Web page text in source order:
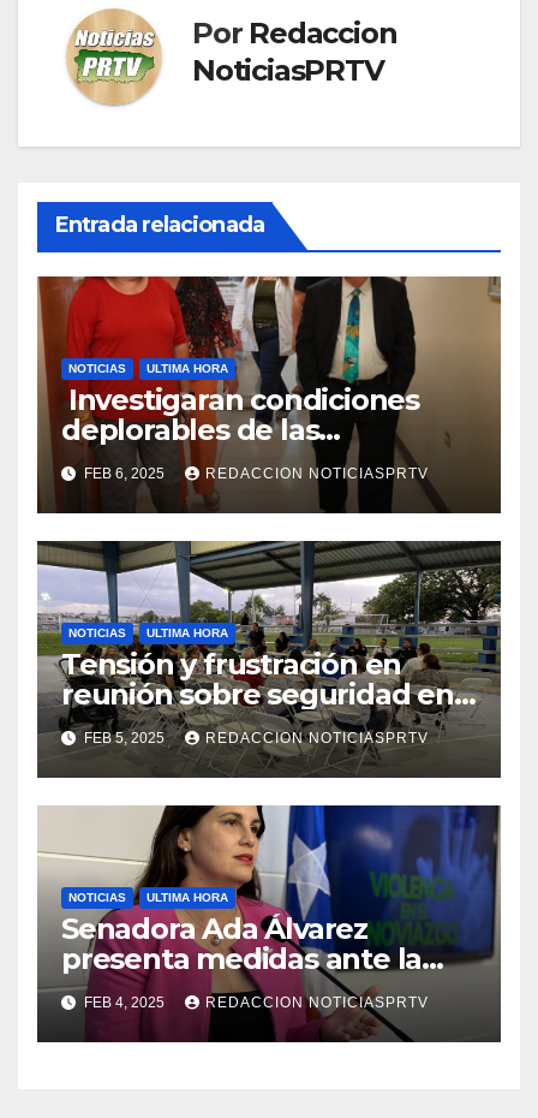
Por Redaccion
NoticiasPRTV
Entrada relacionada
NOTICIAS ULTIMA HORA
Investigaran condiciones
deplorables de las
facilidades el Departamento
de la Salud en Mayagüez
FEB 6, 2025 REDACCION NOTICIASPRTV
NOTICIAS ULTIMA HORA
Tensión y frustración en
reunión sobre seguridad en
Reparto Metropolitano
FEB 5, 2025 REDACCION NOTICIASPRTV
NOTICIAS ULTIMA HORA
Senadora Ada Álvarez
presenta medidas ante la
violencia en el noviazgo
FEB 4, 2025 REDACCION NOTICIASPRTV